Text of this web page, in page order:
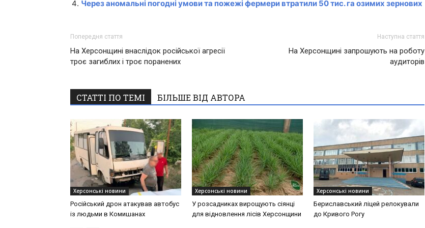
Через аномальні погодні умови та пожежі фермери втратили 50 тис. га озимих зернових
Попередня стаття
На Херсонщині внаслідок російської агресії
троє загиблих і троє поранених
Наступна стаття
На Херсонщині запрошують на роботу
аудиторів
СТАТТІ ПО ТЕМІ БІЛЬШЕ ВІД АВТОРА
Херсонські новини
Російський дрон атакував автобус
із людьми в Комишанах
Херсонські новини
У розсадниках вирощують сіянці
для відновлення лісів Херсонщини
Херсонські новини
Бериславський ліцей релокували
до Кривого Рогу